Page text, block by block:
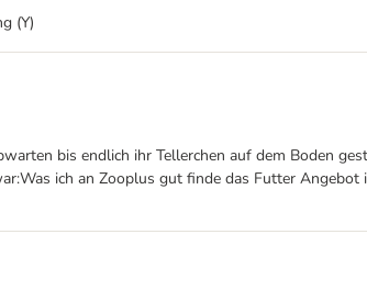
(Y)
bis endlich ihr Tellerchen auf dem Boden
ich an Zooplus gut finde das Futter